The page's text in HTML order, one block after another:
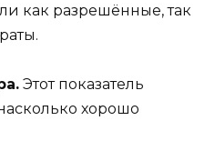
как разрешённые, так
Этот показатель
хорошо